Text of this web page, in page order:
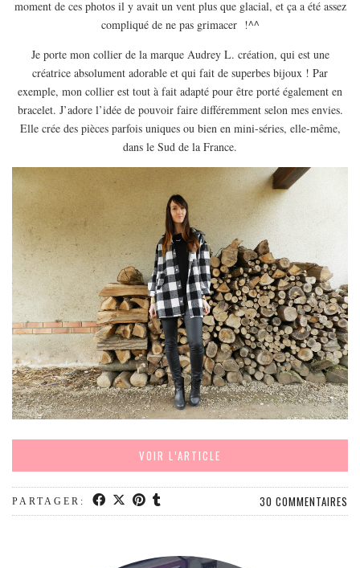
GRÈCE
HONGRIE
ITALIE
PAYS BAS
RÉPUBLIQUE TCHÈQUE
OCÉANIE
ARTICLES PRATIQUES
YOGA
MON PROGRAMME DE YOGA EN LIGNE
AUTRES CATÉGORIES
MODE
BEAUTÉ
DIVERSES BOX
DIY
LIFESTYLE
ME CONTACTER
A PROPOS
PARUTIONS ET PARTENARIATS
moment de ces photos il y avait un vent plus que glacial, et ça a été assez
compliqué de ne pas grimacer !^^
Je porte mon collier de la marque Audrey L. création, qui est une
créatrice absolument adorable et qui fait de superbes bijoux ! Par
exemple, mon collier est tout à fait adapté pour être porté également en
bracelet. J’adore l’idée de pouvoir faire différemment selon mes envies.
Elle crée des pièces parfois uniques ou bien en mini-séries, elle-même,
dans le Sud de la France.
VOIR L’ARTICLE
PARTAGER: 30 COMMENTAIRES